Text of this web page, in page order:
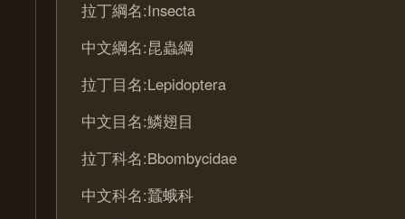
拉丁綱名:Insecta
中文綱名:昆蟲綱
拉丁目名:Lepidoptera
中文目名:鱗翅目
拉丁科名:Bbombycidae
中文科名:蠶蛾科